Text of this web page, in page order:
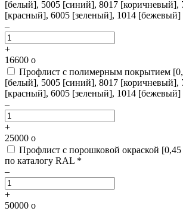
[белый], 5005 [синий], 8017 [коричневый],
[красный], 6005 [зеленый], 1014
–
+
16600 o
Профлист с полимерным покрытием
[белый], 5005 [синий], 8017 [коричневый],
[красный], 6005 [зеленый], 1014
–
+
25000 o
Профлист с порошковой окраской
по каталогу RAL *
–
+
50000 o